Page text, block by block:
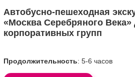
Автобусно-пешеходная
«Москва Серебряного Века»
корпоративных групп
Продолжительность: 5-6 часов